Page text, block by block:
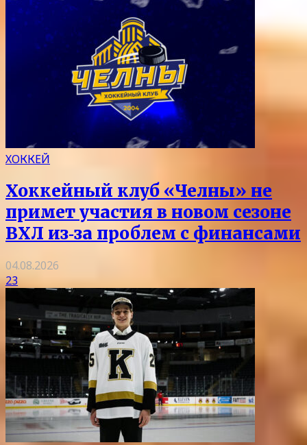
ХОККЕЙ
Хоккейный клуб «Челны» не
примет участия в новом сезоне
ВХЛ из‑за проблем с финансами
04.08.2026
23